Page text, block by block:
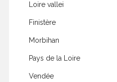
Loire vallei
Finistère
Morbihan
Pays de la Loire
Vendée